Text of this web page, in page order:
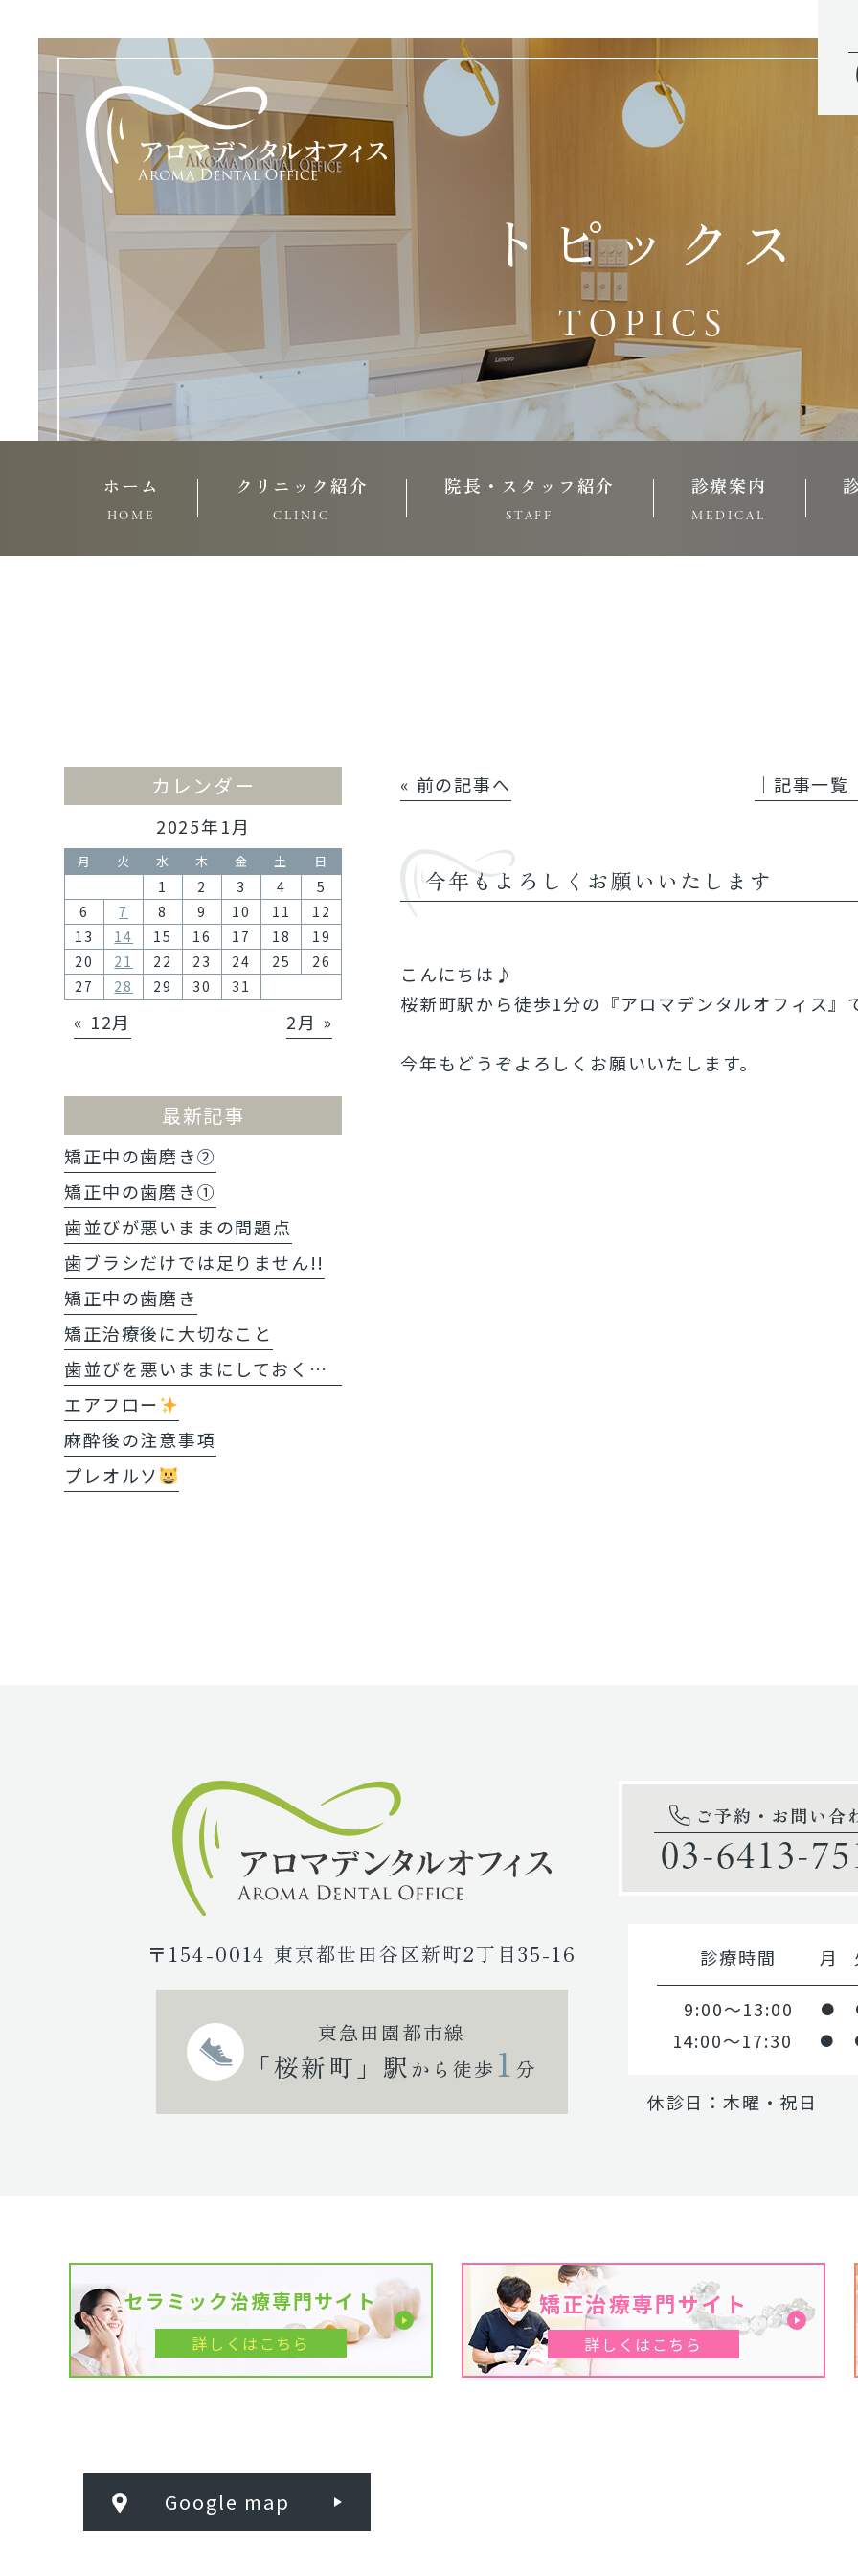
トピックス
TOPICS
ホーム
HOME
クリニック紹介
CLINIC
院長・スタッフ紹介
STAFF
診療案内
MEDICAL
« 前の記事へ │記事一
今年もよろしくお願いいたします
こんにちは♪
桜新町駅から徒歩1分の『アロマデンタルオフィス』
今年もどうぞよろしくお願いいたします。
カレンダー
2025年1月
月 火 水 木 金 土 日
1 2 3 4
5
6
7 8 9 10 11
12
13
14 15 16 17 18
19
20
21 22 23 24 25
26
27
28 29 30 31
« 12月 2月 »
最新記事
矯正中の歯磨き②
矯正中の歯磨き①
歯並びが悪いままの問題点
歯ブラシだけでは足りません!!
矯正中の歯磨き
矯正治療後に大切なこと
歯並びを悪いままにしておくと?!
エアフロー
麻酔後の注意事項
プレオルソ
〒154-0014 東京都世田谷区新町2丁目35-16
東急田園都市線
「桜新町」駅 から徒歩 1 分
ご予約・お問い合
03-6413-
診療時間 月
9:00～13:00 ●
14:00～17:30 ●
休診日：木曜・祝日
セラミック治療専門サイト
詳しくはこちら
矯正治療専門サイト
詳しくはこちら
Google map